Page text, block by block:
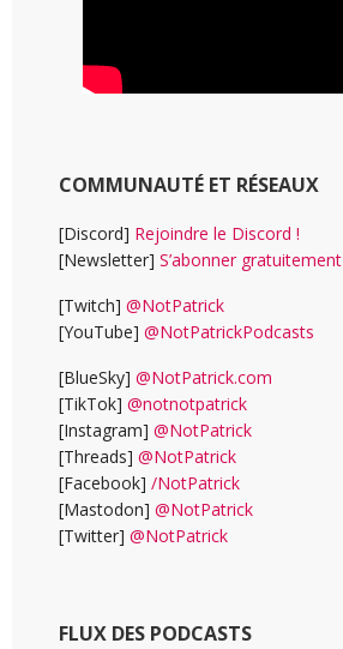
COMMUNAUTÉ ET RÉSEAUX
[Discord] Rejoindre le Discord !
[Newsletter] S’abonner gratuitement
[Twitch] @NotPatrick
[YouTube] @NotPatrickPodcasts
[BlueSky] @NotPatrick.com
[TikTok] @notnotpatrick
[Instagram] @NotPatrick
[Threads] @NotPatrick
[Facebook] /NotPatrick
[Mastodon] @NotPatrick
[Twitter] @NotPatrick
FLUX DES PODCASTS